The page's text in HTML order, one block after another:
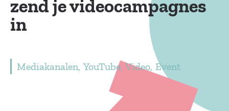
zend je videocampagnes
in
Mediakanalen YouTube Video Event